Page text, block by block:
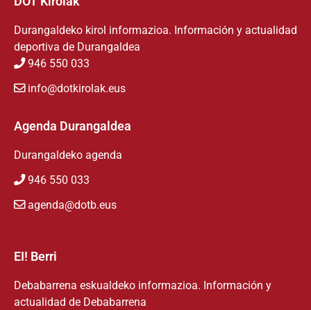
Durangaldeko kirol informazioa. Información y actualidad
deportiva de Durangaldea
946 550 033
info@dotkirolak.eus
Agenda Durangaldea
Durangaldeko agenda
946 550 033
agenda@dotb.eus
EI! Berri
Debabarrena eskualdeko informazioa. Información y
actualidad de Debabarrena